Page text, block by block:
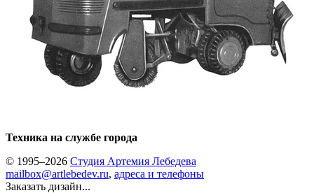
Техника на службе города
© 1995–2026 Студия Артемия Лебедева
mailbox@artlebedev.ru, адреса и телефоны
Заказать дизайн...